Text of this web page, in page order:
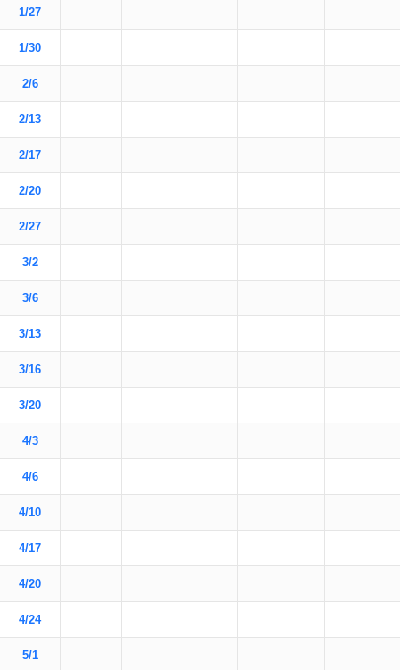
1/27
1/30
2/6
2/13
2/17
2/20
2/27
3/2
3/6
3/13
3/16
3/20
4/3
4/6
4/10
4/17
4/20
4/24
5/1